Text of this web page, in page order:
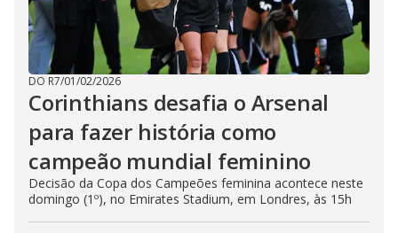
DO R7/01/02/2026
Corinthians desafia o Arsenal
para fazer história como
campeão mundial feminino
Decisão da Copa dos Campeões feminina acontece neste
domingo (1º), no Emirates Stadium, em Londres, às 15h